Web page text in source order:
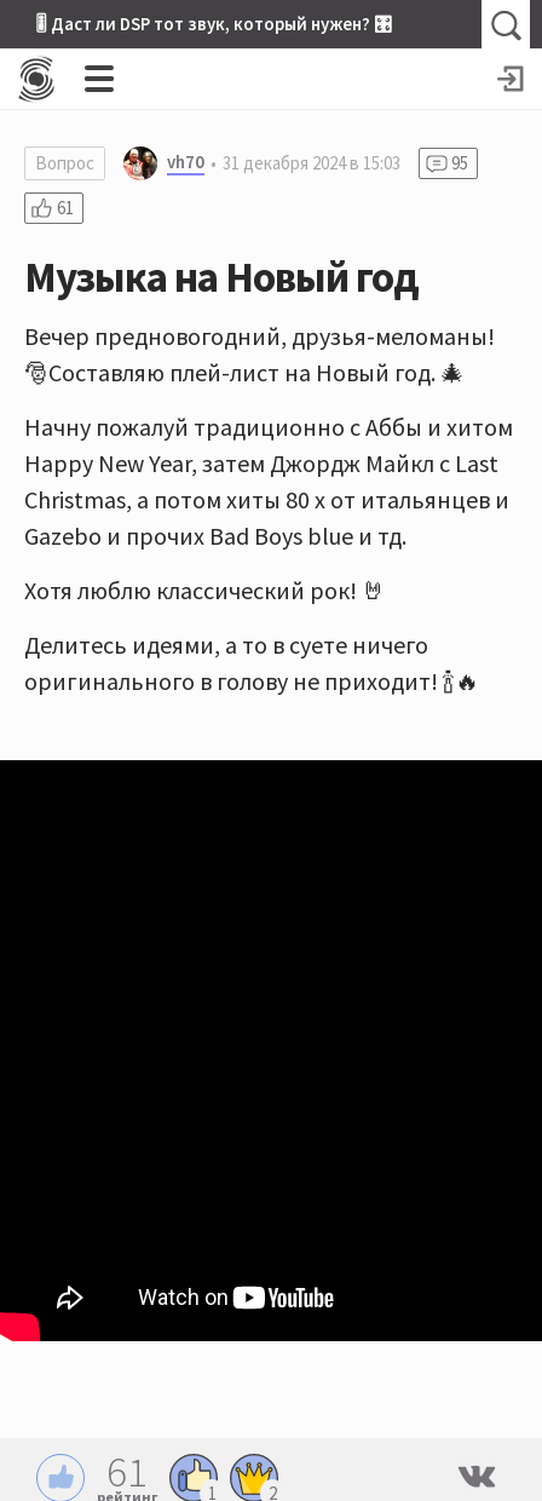
🎚 Даст ли DSP тот звук, который нужен? 🎛
Вопрос vh70 31 декабря 2024 в 15:03
95
61
Музыка на Новый год
Вечер предновогодний, друзья-меломаны!
🎅Составляю плей-лист на Новый год. 🎄
Начну пожалуй традиционно с Аббы и хитом
Happy New Year, затем Джордж Майкл с Last
Christmas, а потом хиты 80 х от итальянцев и
Gazebo и прочих Bad Boys blue и тд.
Хотя люблю классический рок! 🤘
Делитесь идеями, а то в суете ничего
оригинального в голову не приходит! 🍾🔥
61
рейтинг 1 2